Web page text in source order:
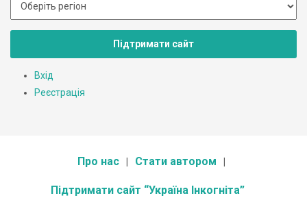
Підтримати сайт
Вхід
Реєстрація
Про нас Стати автором
Підтримати сайт “Україна Інкогніта”